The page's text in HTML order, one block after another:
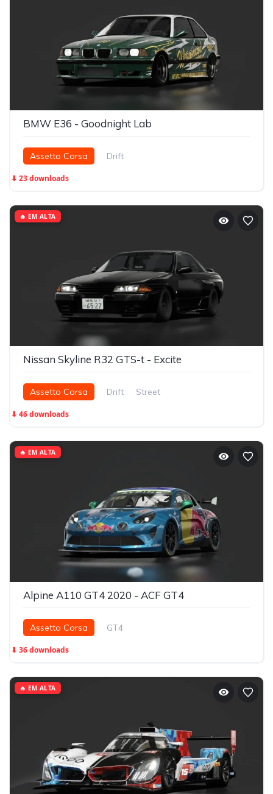
BMW E36 - Goodnight Lab
Assetto Corsa Drift
⬇ 23 downloads
Nissan Skyline R32 GTS-t - Excite
Assetto Corsa Drift Street
⬇ 46 downloads
🔥 EM ALTA
Alpine A110 GT4 2020 - ACF GT4
Assetto Corsa GT4
⬇ 36 downloads
🔥 EM ALTA
🔥 EM ALTA